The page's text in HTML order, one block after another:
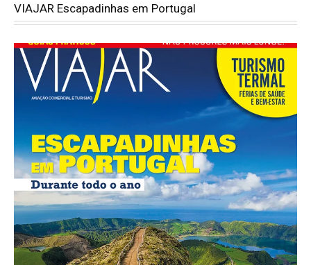
VIAJAR Escapadinhas em Portugal